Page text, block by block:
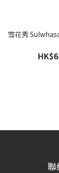
雪花秀
聯